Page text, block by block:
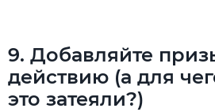
9. Добавляйте
действию (а для
это затеяли?)